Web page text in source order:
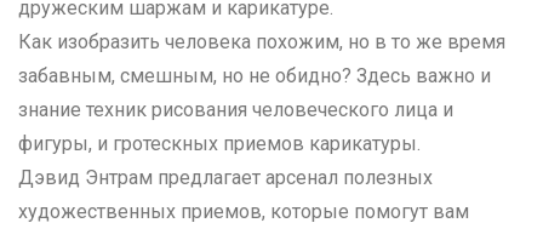
дружеским шаржам и карикатуре.
Как изобразить человека похожим, но в то же время
забавным, смешным, но не обидно? Здесь важно и
знание техник рисования человеческого лица и
фигуры, и гротескных приемов карикатуры.
Дэвид Энтрам предлагает арсенал полезных
художественных приемов, которые помогут вам